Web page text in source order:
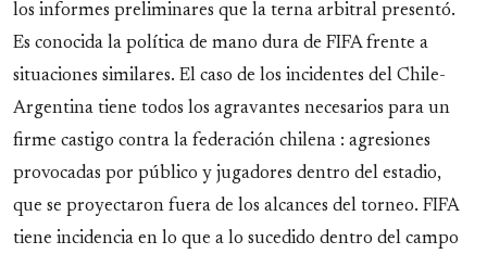
los informes preliminares que la terna arbitral presentó.
Es conocida la política de mano dura de FIFA frente a
situaciones similares. El caso de los incidentes del Chile-
Argentina tiene todos los agravantes necesarios para un
firme castigo contra la federación chilena : agresiones
provocadas por público y jugadores dentro del estadio,
que se proyectaron fuera de los alcances del torneo. FIFA
tiene incidencia en lo que a lo sucedido dentro del campo